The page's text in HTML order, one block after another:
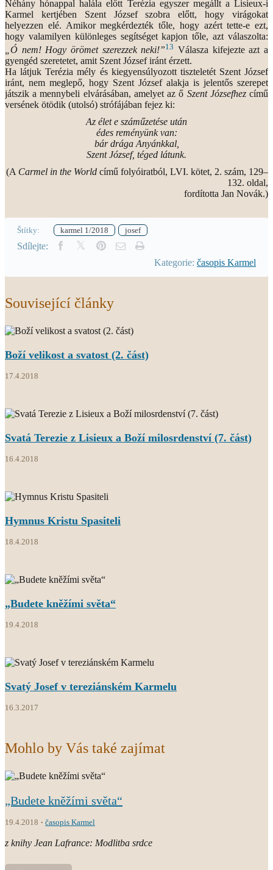
Néhány hónappal halála előtt Terézia egyszer megállt a Lisieux-i
Karmel kertjében Szent József szobra előtt, hogy virágokat
helyezzen elé. Amikor megkérdezték tőle, hogy azért tette-e ezt,
hogy valamilyen különleges segítséget kapjon tőle, azt válaszolta:
„Ó nem! Hogy örömet szerezzek neki!”13 Válasza kifejezte azt a
gyengéd szeretetet, amit Szent József iránt érzett.
Ha látjuk Terézia mély és kiegyensúlyozott tiszteletét Szent József
iránt, nem meglepő, hogy Szent József alakja is jelentős szerepet
játszik a mennybeli elvárásában, amelyet az ő Szent Józsefhezcímű
versének ötödik (utolsó) strófájában fejez ki:
Az élet e száműzetése után
édes reményünk van:
bár drága Anyánkkal,
Szent József, téged látunk.
(A Carmel in the World című folyóiratból, LVI. kötet, 2. szám, 129–
132. oldal,
fordította Jan Novák.)
Štítky: karmel 1/2018 josef
Sdílejte:
Kategorie: časopis Karmel
Související články
Boží velikost a svatost (2. část)
17.4.2018
Svatá Terezie z Lisieux a Boží milosrdenství (7. část)
16.4.2018
Hymnus Kristu Spasiteli
18.4.2018
„Budete kněžími světa“
19.4.2018
Svatý Josef v tereziánském Karmelu
16.3.2017
Mohlo by Vás také zajímat
„Budete kněžími světa“
19.4.2018 časopis Karmel
z knihy Jean Lafrance: Modlitba srdce